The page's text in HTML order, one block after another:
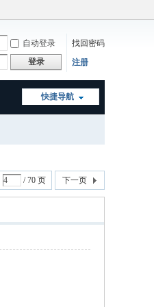
自动登录
找回密码
登录 注册
快捷导航
/ 70 页 下一页